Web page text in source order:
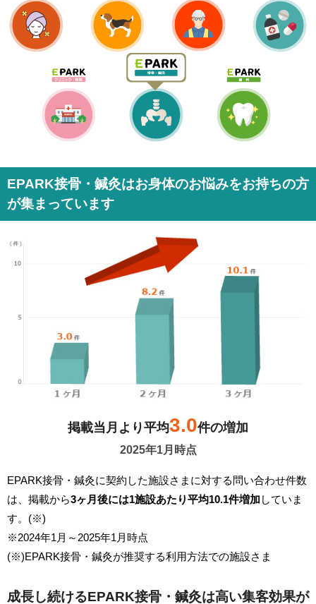
EPARK接骨・鍼灸はお身体のお悩みをお持ちの方
が集まっています
掲載当月より平均3.0件の増加
2025年1月時点
EPARK接骨・鍼灸に契約した施設さまに対する問い合わせ件数
は、掲載から3ヶ月後には1施設あたり平均10.1件増加 していま
す。(※)
※2024年1月～2025年1月時点
(※)EPARK接骨・鍼灸が推奨する利用方法での施設さま
成長し続けるEPARK接骨・鍼灸は高い集客効果が